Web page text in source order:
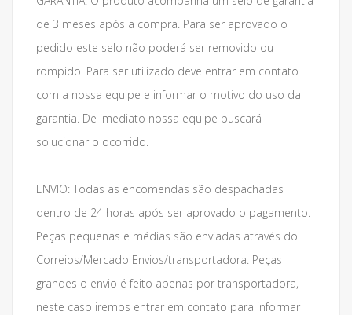
de 3 meses após a compra. Para ser aprovado o
pedido este selo não poderá ser removido ou
rompido. Para ser utilizado deve entrar em contato
com a nossa equipe e informar o motivo do uso da
garantia. De imediato nossa equipe buscará
solucionar o ocorrido.
ENVIO: Todas as encomendas são despachadas
dentro de 24 horas após ser aprovado o pagamento.
Peças pequenas e médias são enviadas através do
Correios/Mercado Envios/transportadora. Peças
grandes o envio é feito apenas por transportadora,
neste caso iremos entrar em contato para informar